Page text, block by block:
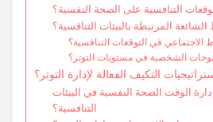
التنافسية على الصحة النفسية؟
المرتبطة بالبيئات التنافسية؟
الاجتماعي في التوقعات التنافسية؟
الشخصية في مستويات التوتر؟
التكيف الفعالة لإدارة التوتر؟
الوقت الصحة النفسية في البيئات
التنافسية؟